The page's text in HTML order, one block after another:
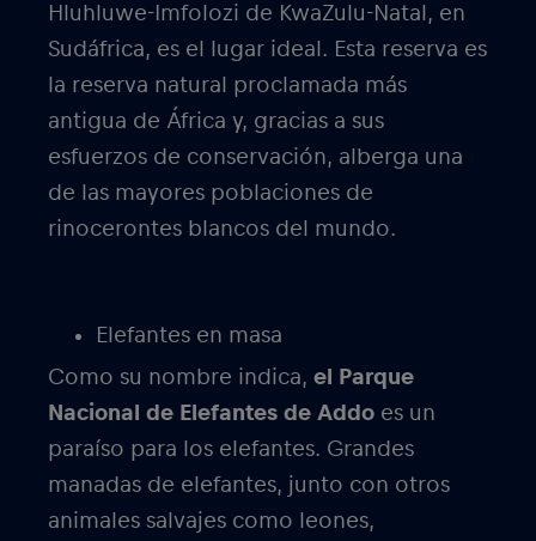
Hluhluwe-Imfolozi de KwaZulu-Natal, en
Sudáfrica, es el lugar ideal. Esta reserva es
la reserva natural proclamada más
antigua de África y, gracias a sus
esfuerzos de conservación, alberga una
de las mayores poblaciones de
rinocerontes blancos del mundo.
Elefantes en masa
Como su nombre indica, el Parque
Nacional de Elefantes de Addo es un
paraíso para los elefantes. Grandes
manadas de elefantes, junto con otros
animales salvajes como leones,